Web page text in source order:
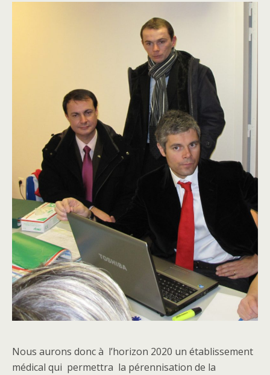
Nous aurons donc à l’horizon 2020 un établissement
médical qui permettra la pérennisation de la